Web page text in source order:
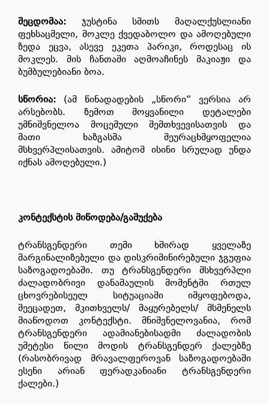
შეცდომაა: ჯუსტინა სმითს მაღალქუსლიანი
ფეხსაცმელი, მოკლე ქვედაბოლო და ამოღებული
ზედა ეცვა, ასევე ეკეთა პარიკი, როდესაც ის
მოკლეს. მის ჩანთაში აღმოაჩინეს მაკიაჟი და
ბუმბულებიანი ბოა.
სწორია: (ამ წინადადების „სწორი“ ვერსია არ
არსებობს. ზემოთ მოყვანილი დეტალები
უმნიშვნელოა მოცემული შემთხვევისათვის და
მათი ხაზგასმა შეურაცხმყოფელია
მსხვერპლისათვის. ამიტომ ისინი სრულად უნდა
იქნას ამოღებული.)
კონტექსტის მიწოდება/გაშუქება
ტრანსგენდერი თემი ხშირად ყველაზე
მარგინალიზებული და დისკრიმინირებული ჯგუფია
საზოგადოებაში. თუ ტრანსგენდერი მსხვერპლი
ძალადობრივი დანაშაულის მომენტში რთულ
ცხოვრებისეულ სიტუაციაში იმყოფებოდა,
შეეცადეთ, მკითხველს/ მაყურებელს/ მსმენელს
მიაწოდოთ კონტექსტი. მნიშვნელოვანია, რომ
ტრანსგენდერი ადამიანებისადმი ძალადობის
უმეტესი წილი მოდის ტრანსგენდერ ქალებზე
(რასობრივად მრავალფეროვან საზოგადოებაში
ესენი არიან ფერადკანიანი ტრანსგენდერი
ქალები.)